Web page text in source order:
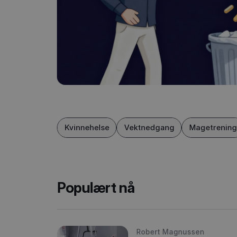
Kvinnehelse Vektnedgang Magetrening
Populært nå
Robert Magnussen